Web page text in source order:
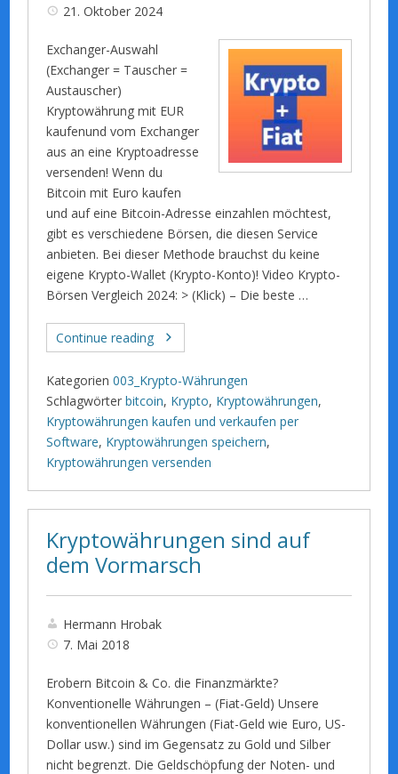
21. Oktober 2024
Exchanger-Auswahl
(Exchanger = Tauscher =
Austauscher)
Kryptowährung mit EUR
kaufenund vom Exchanger
aus an eine Kryptoadresse
versenden! Wenn du
Bitcoin mit Euro kaufen
und auf eine Bitcoin-Adresse einzahlen möchtest,
gibt es verschiedene Börsen, die diesen Service
anbieten. Bei dieser Methode brauchst du keine
eigene Krypto-Wallet (Krypto-Konto)! Video Krypto-
Börsen Vergleich 2024: > (Klick) – Die beste …
Continue reading
Kategorien 003_Krypto-Währungen
Schlagwörter bitcoin, Krypto, Kryptowährungen,
Kryptowährungen kaufen und verkaufen per
Software, Kryptowährungen speichern,
Kryptowährungen versenden
Kryptowährungen sind auf
dem Vormarsch
Hermann Hrobak
7. Mai 2018
Erobern Bitcoin & Co. die Finanzmärkte?
Konventionelle Währungen – (Fiat-Geld) Unsere
konventionellen Währungen (Fiat-Geld wie Euro, US-
Dollar usw.) sind im Gegensatz zu Gold und Silber
nicht begrenzt. Die Geldschöpfung der Noten- und